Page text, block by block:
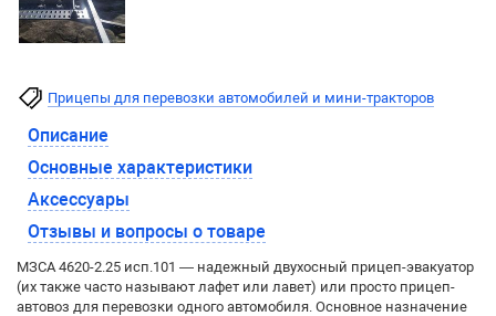
Прицепы для перевозки автомобилей и мини-тракторов
Описание
Основные характеристики
Аксессуары
Отзывы и вопросы о товаре
МЗСА 4620-2.25 исп.101 — надежный двухосный прицеп-эвакуатор
(их также часто называют лафет или лавет) или просто прицеп-
автовоз для перевозки одного автомобиля. Основное назначение